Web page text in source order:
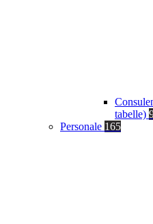
tabelle)
Personale 165